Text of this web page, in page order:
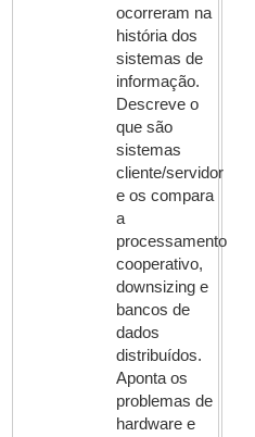
ocorreram na
história dos
sistemas de
informação.
Descreve o
que são
sistemas
cliente/servidor
e os compara
a
processamento
cooperativo,
downsizing e
bancos de
dados
distribuídos.
Aponta os
problemas de
hardware e